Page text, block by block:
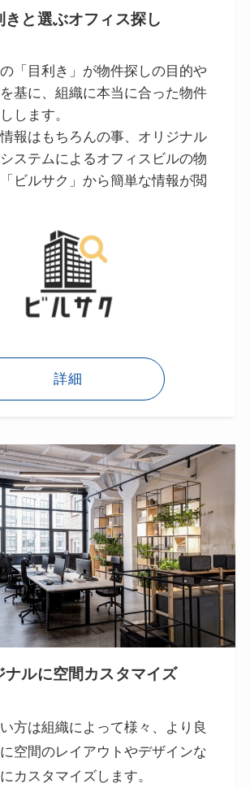
きと選ぶオフィス探し
「目利き」が物件探しの目的や
基に、組織に本当に合った物件
します。
報はもちろんの事、オリジナル
ステムによるオフィスビルの物
ビルサク」から簡単な情報が閲
詳細
ナルに空間カスタマイズ
方は組織によって様々、より良
空間のレイアウトやデザインな
カスタマイズします。